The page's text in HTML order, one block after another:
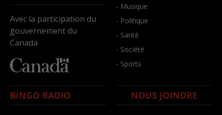
Avec la participation du
gouvernement du
Canada
- Musique
- Politique
- Santé
- Société
- Sports
BINGO RADIO NOUS JOINDRE